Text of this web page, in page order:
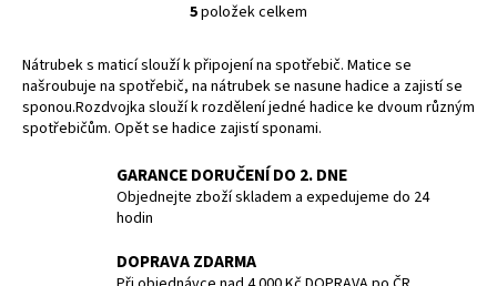
O
l
á
d
c
í
v
5položek celkem
Nátrubek s maticí slouží k připojení na spotřebič. Matice se
našroubuje na spotřebič, na nátrubek se nasune hadice a zajistí se
sponou.Rozdvojka slouží k rozdělení jedné hadice ke dvoum různým
spotřebičům. Opět se hadice zajistí sponami.
GARANCE DORUČENÍ DO 2. DNE
Objednejte zboží skladem a expedujeme do 24
hodin
DOPRAVA ZDARMA